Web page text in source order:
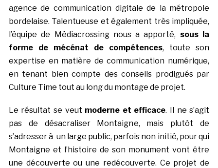
agence de communication digitale de la métropole
bordelaise. Talentueuse et également très impliquée,
l’équipe de Médiacrossing nous a apporté, sous la
forme de mécénat de compétences, toute son
expertise en matière de communication numérique,
en tenant bien compte des conseils prodigués par
Culture Time tout au long du montage de projet.
Le résultat se veut moderne et efficace. Il ne s’agit
pas de désacraliser Montaigne, mais plutôt de
s’adresser à un large public, parfois non initié, pour qui
Montaigne et l’histoire de son monument vont être
une découverte ou une redécouverte. Ce projet de